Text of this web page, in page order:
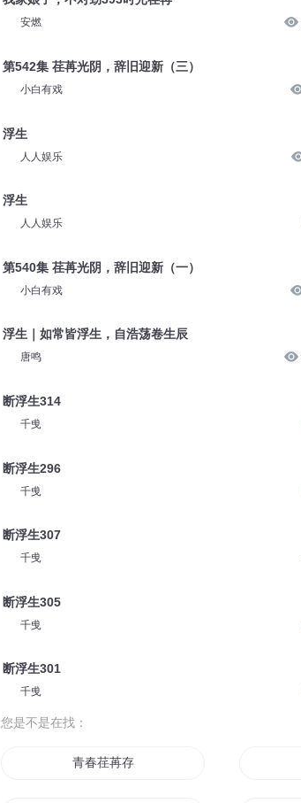
安燃
第542集 荏苒光阴，辞旧迎新（三）
小白有戏
浮生
人人娱乐
浮生
人人娱乐
第540集 荏苒光阴，辞旧迎新（一）
小白有戏
浮生｜如常皆浮生，自浩荡卷生辰
唐鸣
断浮生314
千曵
断浮生296
千曵
断浮生307
千曵
断浮生305
千曵
断浮生301
千曵
您是不是在找：
青春荏苒存年少